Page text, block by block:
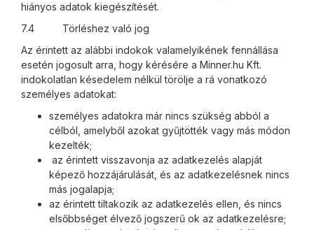
hiányos adatok kiegészítését.
7.4 Törléshez való jog
Az érintett az alábbi indokok valamelyikének fennállása
esetén jogosult arra, hogy kérésére a Minner.hu Kft.
indokolatlan késedelem nélkül törölje a rá vonatkozó
személyes adatokat:
személyes adatokra már nincs szükség abból a
célból, amelyből azokat gyűjtötték vagy más módon
kezelték;
az érintett visszavonja az adatkezelés alapját
képező hozzájárulását, és az adatkezelésnek nincs
más jogalapja;
az érintett tiltakozik az adatkezelés ellen, és nincs
elsőbbséget élvező jogszerű ok az adatkezelésre;